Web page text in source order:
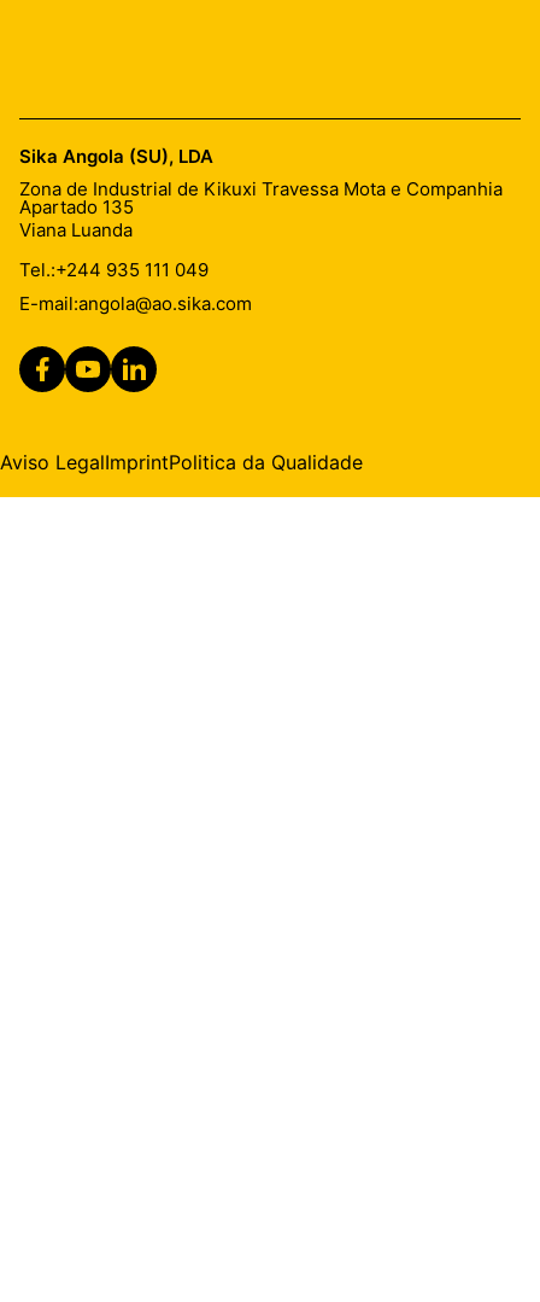
Sika Angola (SU), LDA
Zona de Industrial de Kikuxi Travessa Mota e Companhia
Apartado 135
Viana Luanda
Tel.:+244 935 111 049
E-mail:angola@ao.sika.com
Aviso LegalImprintPolitica da Qualidade